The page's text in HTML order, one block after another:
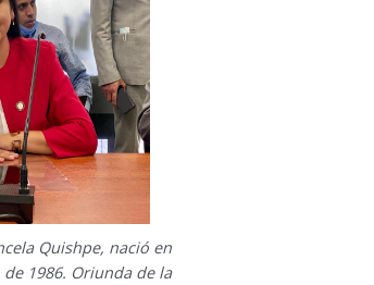
Quishpe, nació en
1986. Oriunda de la